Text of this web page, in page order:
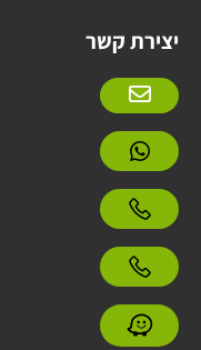
יצירת קשר